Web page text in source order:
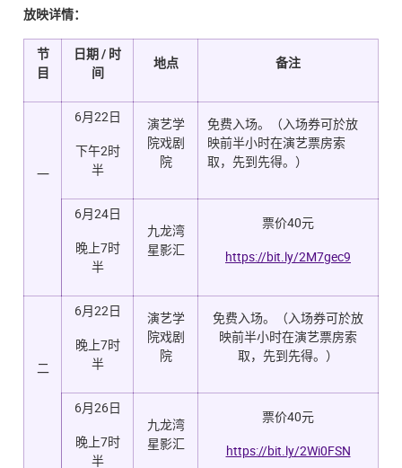
放映详情：
节
目
日期/ 时
间
地点 备注
一
6月22日
下午2时
半
演艺学
院戏剧
院
免费入场。（入场券可於放
映前半小时在演艺票房索
取，先到先得。）
6月24日
晚上7时
半
九龙湾
星影汇
票价40元
https://bit.ly/2M7gec9
二
6月22日
晚上7时
半
演艺学
院戏剧
院
免费入场。（入场券可於放
映前半小时在演艺票房索
取，先到先得。）
6月26日
晚上7时
半
九龙湾
星影汇
票价40元
https://bit.ly/2Wi0FSN